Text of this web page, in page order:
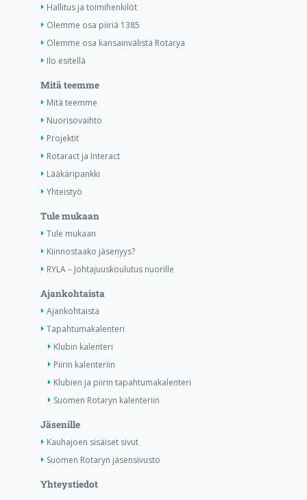
Hallitus ja toimihenkilöt
Olemme osa piiriä 1385
Olemme osa kansainvälistä Rotarya
Ilo esitellä
Mitä teemme
Mitä teemme
Nuorisovaihto
Projektit
Rotaract ja Interact
Lääkäripankki
Yhteistyö
Tule mukaan
Tule mukaan
Kiinnostaako jäsenyys?
RYLA – Johtajuuskoulutus nuorille
Ajankohtaista
Ajankohtaista
Tapahtumakalenteri
Klubin kalenteri
Piirin kalenteriin
Klubien ja piirin tapahtumakalenteri
Suomen Rotaryn kalenteriin
Jäsenille
Kauhajoen sisäiset sivut
Suomen Rotaryn jäsensivusto
Yhteystiedot